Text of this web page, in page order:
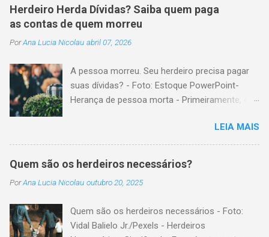
Herdeiro Herda Dívidas? Saiba quem paga
as contas de quem morreu
PorAna Lucia Nicolau abril 07, 2026
A pessoa morreu. Seu herdeiro precisa pagar
suas dívidas? - Foto: Estoque PowerPoint-
Herança de pessoa morta - Primeiramente, é
formado pelos elementos, para transmissão
aos sucessores. Esses elementos são: A)
positivos; ou seja, com importância monetária,
negativos; ou seja, obrigações não cumpridas,
isso, tem cabimento a conclusão de que, quem
herda crédito, também, herda débito. A
LEIA MAIS
Quem são os herdeiros necessários?
PorAna Lucia Nicolau outubro 20, 2025
Quem são os herdeiros necessários - Foto:
Vidal Balielo Jr./Pexels - Herdeiros